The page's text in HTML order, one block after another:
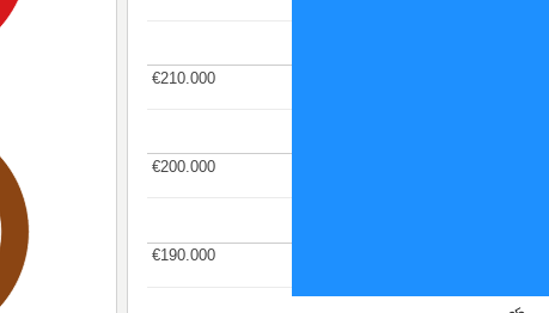
€190.000
€190.000
€200.000
€200.000
€210.000
€210.000